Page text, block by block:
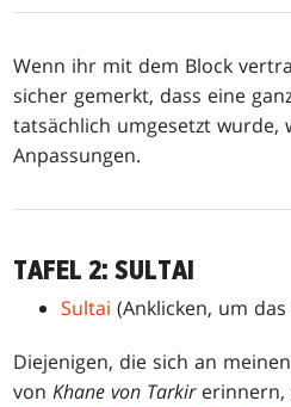
Wenn ihr mit dem Block
sicher gemerkt, dass eine
tatsächlich umgesetzt wurde,
Anpassungen.
TAFEL 2: SULTAI
Sultai (Anklicken, um
Diejenigen, die sich an
vonKhane von Tarkirerinnern,